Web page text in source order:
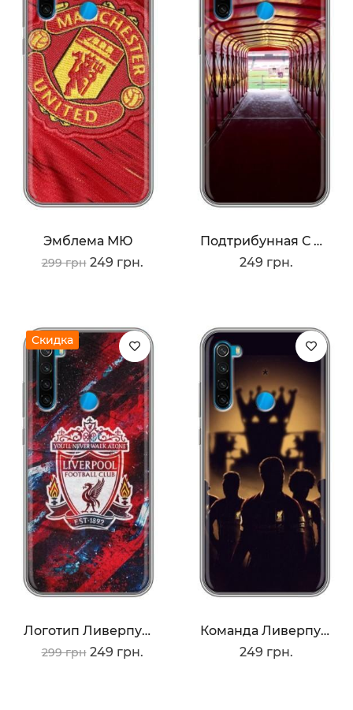
Эмблема МЮ
299 грн 249 грн.
Подтрибунная С Олд Трафорд
249 грн.
Скидка
Логотип Ливерпуля
299 грн 249 грн.
Команда Ливерпуль
249 грн.